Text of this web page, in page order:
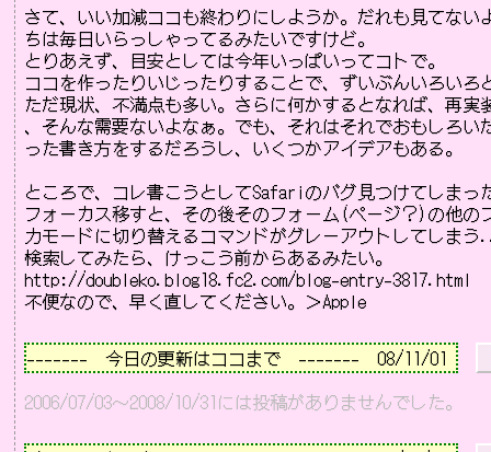
さて、いい加減ココも終わりにしようか。だれも見てな
ちは毎日いらっしゃってるみたいですけど。
とりあえず、目安としては今年いっぱいってコトで。
ココを作ったりいじったりすることで、ずいぶんいろいろ
ただ現状、不満点も多い。さらに何かするとなれば、再実
、そんな需要ないよなぁ。でも、それはそれでおもしろい
った書き方をするだろうし、いくつかアイデアもある。
ところで、コレ書こうとしてSafariのバグ見つけてしまった
フォーカス移すと、その後そのフォーム(ページ？)の他の
力モードに切り替えるコマンドがグレーアウトしてしま
http://doubleko.blog18.fc2.com/blog-entry-3817.html
-------　今日の更新はココまで　-------  08/11/01
2006/07/03～2008/10/31には投稿がありませんでした。